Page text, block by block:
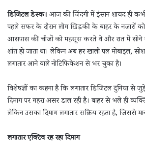
डिजिटल डेस्क। आज की जिंदगी में इंसान शायद ही
पहले सफर के दौरान लोग खिड़की के बाहर के नजारों
आसपास की चीजों को महसूस करते थे और रात में सोने
शांत हो जाता था। लेकिन अब हर खाली पल मोबाइल,
लगातार आने वाले नोटिफिकेशन से भर चुका है।
विशेषज्ञों का कहना है कि लगातार डिजिटल दुनिया से
दिमाग पर गहरा असर डाल रही है। बाहर से भले ही
लेकिन उसका दिमाग लगातार सक्रिय रहता है, जिससे
लगातार एक्टिव रह रहा दिमाग